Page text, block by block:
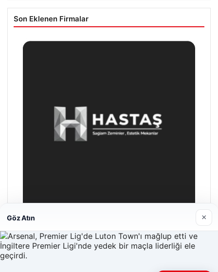
Son Eklenen Firmalar
Enes Kaplan Avukatlık Bürosu
28/04/2026
Göz Atın ×